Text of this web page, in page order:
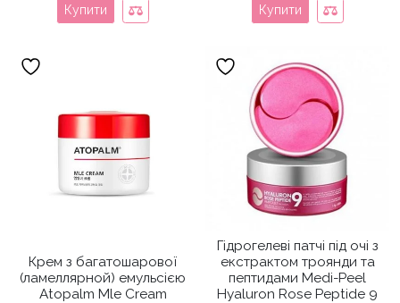
Купити Купити
Крем з багатошарової
(ламеллярной) емульсією
Atopalm Mle Cream
Гідрогелеві патчі під очі з
екстрактом троянди та
пептидами Medi-Peel
Hyaluron Rose Peptide 9